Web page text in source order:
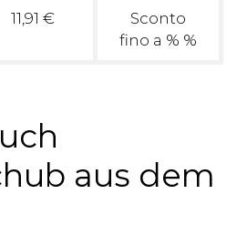
11,91 €
Sconto
fino a % %
aus dem